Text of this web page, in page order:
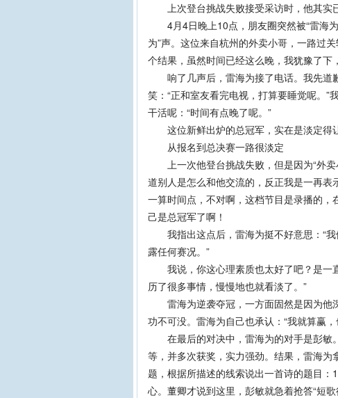
上次登台挑战失败接受采访时，他其实
4月4日晚上10点，朋友圈突然被“雷海为
为”声。这位来自杭州的外卖小哥，一路过
个结果，虽然时间已经这么晚，我犹豫了下
响了几声后，雷海为接了电话。我先道
笑：“正和室友看完电视，打算要睡觉呢。
干活呢：“时间有点晚了呢。”
这位新鲜出炉的总冠军，实在是淡定得让
从报名到总决赛一路很淡定
上一次他登台挑战失败，但是因为“外卖
道别人是怎么和他交流的，反正我是一再
一算时间点，不对啊，这档节目是录播的，
己是总冠军了啊！
我指出这点后，雷海为挺不好意思：“我
露任何赛况。”
我说，你这心理素质也太好了吧？是一
历了很多事情，慢慢地也就看淡了。”
雷海为逆袭夺冠，一方面固然是因为他
功不可没。雷海为自己也承认：“我就算赢
在最后的对决中，雷海为的对手是彭敏
等，并多次获奖，实力强劲。结果，雷海
题，根据所描述的线索说出一首诗的题目
心。董卿才说到这里，彭敏就急着抢答“短